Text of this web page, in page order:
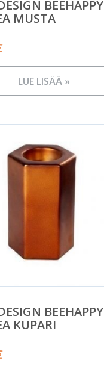
BEEHAPPY
MUSTA
LUE LISÄÄ »
BEEHAPPY
KUPARI